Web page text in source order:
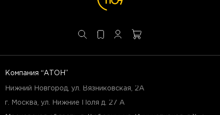
Компания “АТОН”
Нижний Новгород, ул. Вязниковская, 2А
г. Москва, ул. Нижние Поля д. 27 А